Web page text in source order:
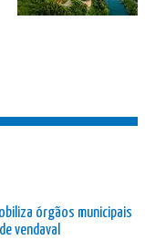
órgãos municipais
vendaval